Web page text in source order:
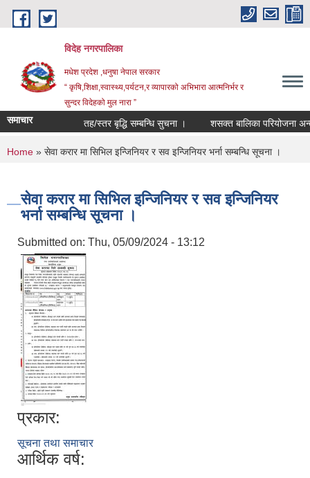
Skip to main content
विदेह नगरपालिका
मधेश प्रदेश ,धनुषा नेपाल सरकार
“ कृषि,शिक्षा,स्वास्थ्य,पर्यटन,र व्यापारको अभिभारा आत्मनिर्भर र
सुन्दर विदेहको मुल नारा ”
समाचार तह/स्तर बृद्धि सम्बन्धि सुचना । शसक्त बालिका परियोजना
You are here
Home » सेवा करार मा सिभिल इन्जिनियर र सव इन्जिनियर भर्ना सम्बन्धि सूचना ।
सेवा करार मा सिभिल इन्जिनियर र सव इन्जिनियर
भर्ना सम्बन्धि सूचना ।
Submitted on: Thu, 05/09/2024 - 13:12
प्रकार:
सूचना तथा समाचार
आर्थिक वर्ष: